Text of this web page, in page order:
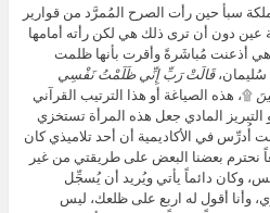
سبأ حين رأت الصرح المُمرَّد من قوارير
دون أن ترى ذلك هي لكن رأته أمامها
أذعنت مُباشَرةً وأقرت بأنها ظلمت
سُليمان،قَالَتْ رَبِّ إِنِّي ظَلَمْتُ نَفْسِي
۩، هذه الصياغة أو هذا الترتيب القرآني
التبريز المادي جعل هذه المرأة تستخزي
أُدرِّس في الأكاديمية أن أحد تلاميذي كان
نحترم بعضنا البعض على طريقتي من غير
وكان دائماً يأتي ويُريد أن يُسجِّل
وأنا أقول له اربع على ظلعك، ليس